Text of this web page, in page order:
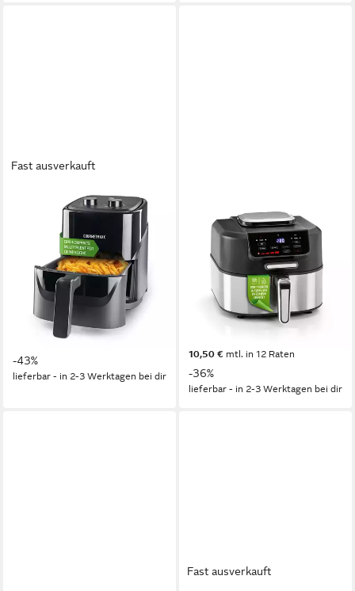
Fast ausverkauft
GOURMETMAXX
Heißluftfritteuse
GOURMETmaxx Heißluft-
Fritteuse 1300W schwarz
Mechanisch 3,2l
1300W Leistung
Kapazität
80-200 °C
Temperatur
39,99 € UVP
-43%
lieferbar - in 2-3 Werktagen bei dir
Heißluftfritteuse
Heißluftfritteuse FryBBQ, 5 l -
2 in 1: Heißluftfritteuse und
Grill - mit 5 Modi
2000W
Leistung
Kapazität
40-230 °C Temperatur
10,50 € mtl. in 12 Raten
-36%
lieferbar - in 2-3 Werktagen bei dir
Fast ausverkauft